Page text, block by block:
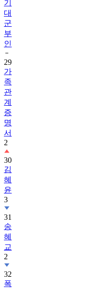
기
대
군
부
인
29
가
족
관
계
증
명
서
2
30
김
혜
윤
3
31
송
혜
교
2
32
폭